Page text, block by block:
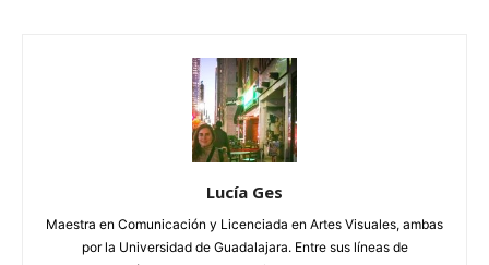
Lucía Ges
Maestra en Comunicación y Licenciada en Artes Visuales, ambas
por la Universidad de Guadalajara. Entre sus líneas de